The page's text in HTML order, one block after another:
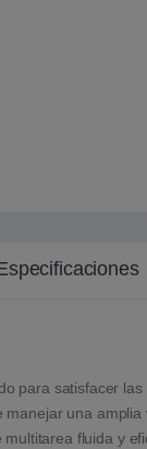
para satisfacer
una
fluida y